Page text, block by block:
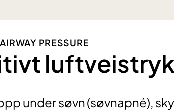
PRESSURE
under søvn (søvnapné),